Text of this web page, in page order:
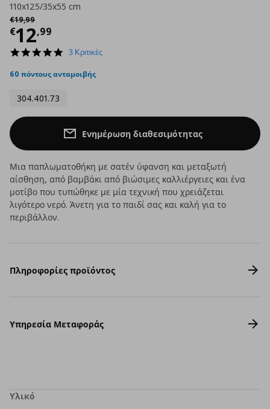
110x125/35x55 cm
€19,99
Αρχική τιμή
€12,99
Τρέχουσα τιμή
5.0
rating
3 Κριτικές
60 πόντους ανταμοιβής
304.401.73
Ενημέρωση διαθεσιμότητας
Μια παπλωματοθήκη με σατέν ύφανση και μεταξωτή
αίσθηση, από βαμβάκι από βιώσιμες καλλιέργειες και ένα
μοτίβο που τυπώθηκε με μία τεχνική που χρειάζεται
λιγότερο νερό. Άνετη για το παιδί σας και καλή για το
περιβάλλον.
Πληροφορίες προϊόντος
Υπηρεσία Μεταφοράς
Υλικό